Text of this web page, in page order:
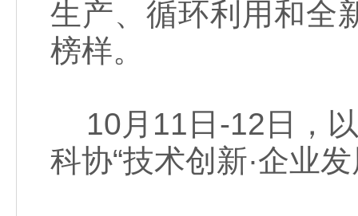
生产、循环利用和全
榜样。
10月11日-12日，以
科协“技术创新·企业